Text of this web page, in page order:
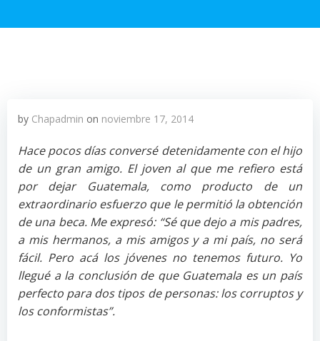
by Chapadmin on noviembre 17, 2014
Hace pocos días conversé detenidamente con el hijo
de un gran amigo. El joven al que me refiero está
por dejar Guatemala, como producto de un
extraordinario esfuerzo que le permitió la obtención
de una beca. Me expresó: “Sé que dejo a mis padres,
a mis hermanos, a mis amigos y a mi país, no será
fácil. Pero acá los jóvenes no tenemos futuro. Yo
llegué a la conclusión de que Guatemala es un país
perfecto para dos tipos de personas: los corruptos y
los conformistas”.